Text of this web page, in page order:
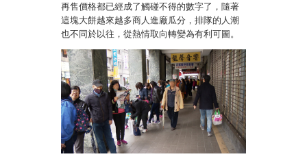
再售價格都已經成了觸碰不得的數字了，隨著
這塊大餅越來越多商人進廠瓜分，排隊的人潮
也不同於以往，從熱情取向轉變為有利可圖。